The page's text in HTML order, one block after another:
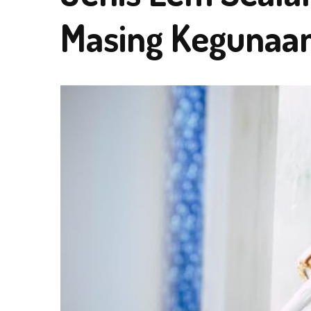
Masing